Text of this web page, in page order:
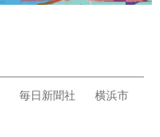
毎日新聞社 横浜市